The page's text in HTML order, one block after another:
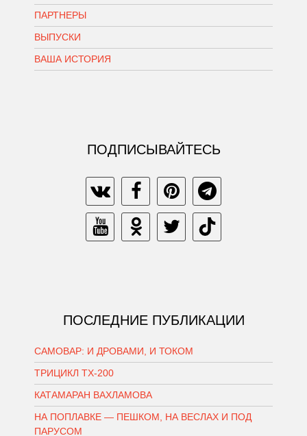
ПАРТНЕРЫ
ВЫПУСКИ
ВАША ИСТОРИЯ
ПОДПИСЫВАЙТЕСЬ
ПОСЛЕДНИЕ ПУБЛИКАЦИИ
САМОВАР: И ДРОВАМИ, И ТОКОМ
ТРИЦИКЛ ТХ-200
КАТАМАРАН ВАХЛАМОВА
НА ПОПЛАВКЕ — ПЕШКОМ, НА ВЕСЛАХ И ПОД
ПАРУСОМ